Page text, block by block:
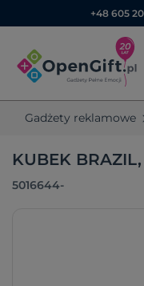
+48 605
Gadżety reklamowe
KUBEK
5016644-